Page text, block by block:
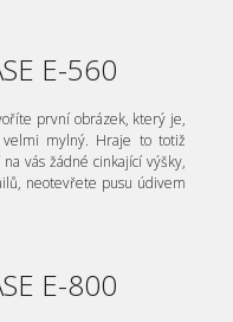
E-560
první obrázek, který je,
mylný. Hraje to totiž
vás žádné cinkající výšky,
neotevřete pusu údivem
E-800